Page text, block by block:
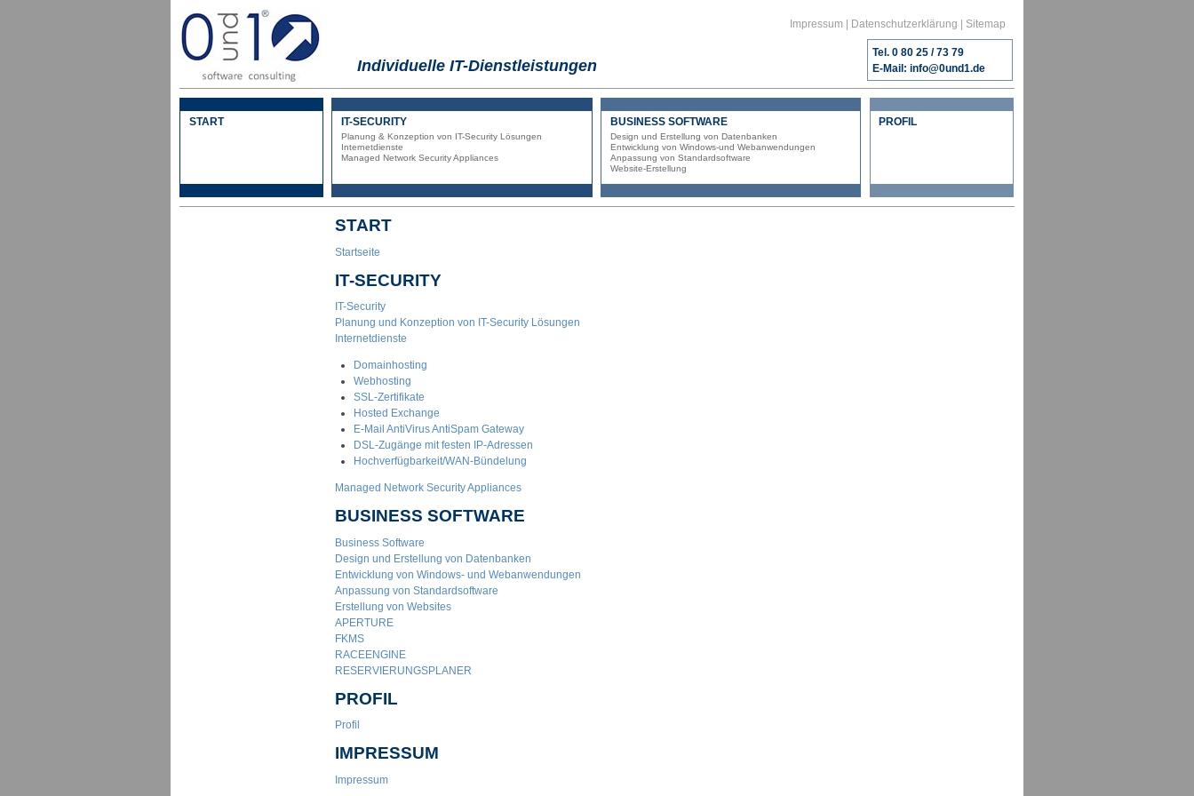
Impressum Datenschutzerklärung Sitemap
Tel. 0 80 25 / 73 79
E-Mail:info@0und1.de
Individuelle IT-Dienstleistungen
START IT-SECURITY
Planung & Konzeption von IT-Security Lösungen
Internetdienste
Managed Network Security Appliances
BUSINESS SOFTWARE
Design und Erstellung von Datenbanken
Entwicklung von Windows-und Webanwendungen
Anpassung von Standardsoftware
Website-Erstellung
PROFIL
START
Startseite
IT-SECURITY
IT-Security
Planung und Konzeption von IT-Security Lösungen
Internetdienste
Domainhosting
Webhosting
SSL-Zertifikate
Hosted Exchange
E-Mail AntiVirus AntiSpam Gateway
DSL-Zugänge mit festen IP-Adressen
Hochverfügbarkeit/WAN-Bündelung
Managed Network Security Appliances
BUSINESS SOFTWARE
Business Software
Design und Erstellung von Datenbanken
Entwicklung von Windows- und Webanwendungen
Anpassung von Standardsoftware
Erstellung von Websites
APERTURE
FKMS
RACEENGINE
RESERVIERUNGSPLANER
PROFIL
Profil
IMPRESSUM
Impressum